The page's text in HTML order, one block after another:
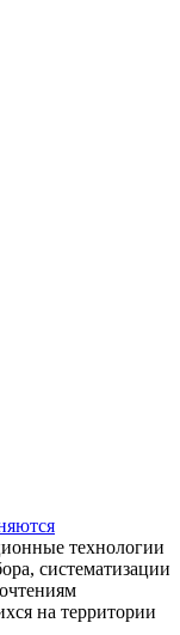
технологии
систематизации
на территории